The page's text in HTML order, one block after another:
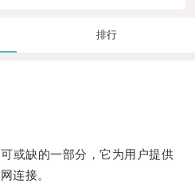
排行
缺的一部分，它为用户提供
连接。